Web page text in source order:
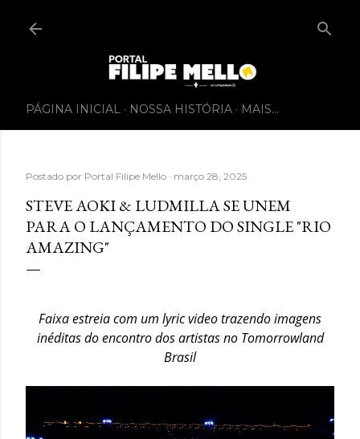
PÁGINA INICIAL NOSSA HISTÓRIA MAIS…
Postado por Portal Filipe Mello março 28, 2025
STEVE AOKI & LUDMILLA SE UNEM
PARA O LANÇAMENTO DO SINGLE "RIO
AMAZING"
Faixa estreia com um lyric video trazendo imagens
inéditas do encontro dos artistas no Tomorrowland
Brasil